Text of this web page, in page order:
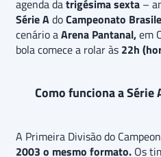
agenda datrigésima sexta –
Série AdoCampeonato
cenário aArena Pantanal,em
bola comece a rolar às 22h
Como funciona a
A Primeira Divisão do
2003 o mesmo formato. Os